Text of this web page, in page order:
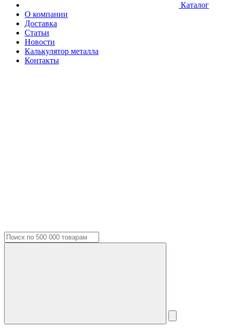
Каталог
О компании
Доставка
Статьи
Новости
Калькулятор металла
Контакты